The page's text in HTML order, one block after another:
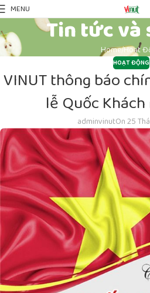
MENU
Tin tức và
HomeHoạt
HOẠT ĐỘNG
VINUT thông báo
lễ Quốc
adminvinutOn 25